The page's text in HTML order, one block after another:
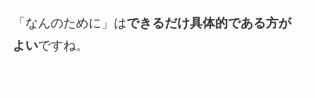
「なんのために」はできるだけ具体的である方が
よいですね。